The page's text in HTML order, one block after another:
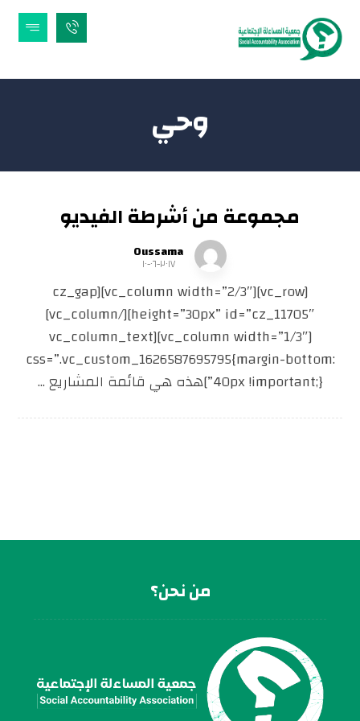
وحي
مجموعة من أشرطة الفيديو
Oussama
٢٠١٧-٠٦-١٠
[vc_row][vc_column width=”2/3″][cz_gap
height=”30px” id=”cz_11705″][/vc_column]
[vc_column width=”1/3″][vc_column_text
css=”.vc_custom_1626587695795{margin-bottom:
40px !important;}”]هذه هي قائمة المشاريع ...
من نحن؟